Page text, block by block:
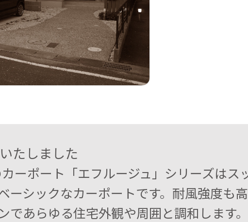
たしました
カーポート「エフルージュ」シリーズは
ーシックなカーポートです。耐風強度も
であらゆる住宅外観や周囲と調和します。